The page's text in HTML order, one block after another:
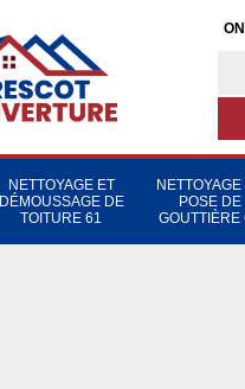
NETTOYAGE ET
DÉMOUSSAGE DE
TOITURE 61
NETTOYAGE
POSE DE
GOUTTIÈRE